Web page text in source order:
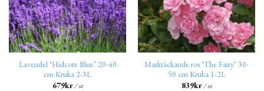
Lavendel ‘Hidcote Blue’ 20-40
cm Kruka 2-3L
679kr/ st
Marktäckande ros ‘The Fairy’ 30-
50 cm Kruka 1-2L
839kr/ st